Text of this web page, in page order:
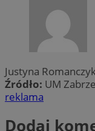
Justyna
Źródło: UM Zabrze
reklama
Dodaj